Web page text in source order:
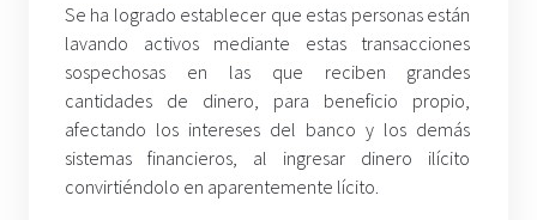
Se ha logrado establecer que estas personas están
lavando activos mediante estas transacciones
sospechosas en las que reciben grandes
cantidades de dinero, para beneficio propio,
afectando los intereses del banco y los demás
sistemas financieros, al ingresar dinero ilícito
convirtiéndolo en aparentemente lícito.